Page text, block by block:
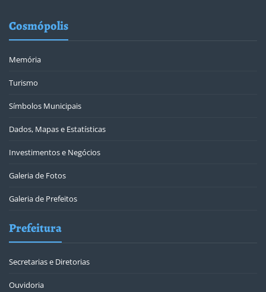
Cosmópolis
Memória
Turismo
Símbolos Municipais
Dados, Mapas e Estatísticas
Investimentos e Negócios
Galeria de Fotos
Galeria de Prefeitos
Prefeitura
Secretarias e Diretorias
Ouvidoria